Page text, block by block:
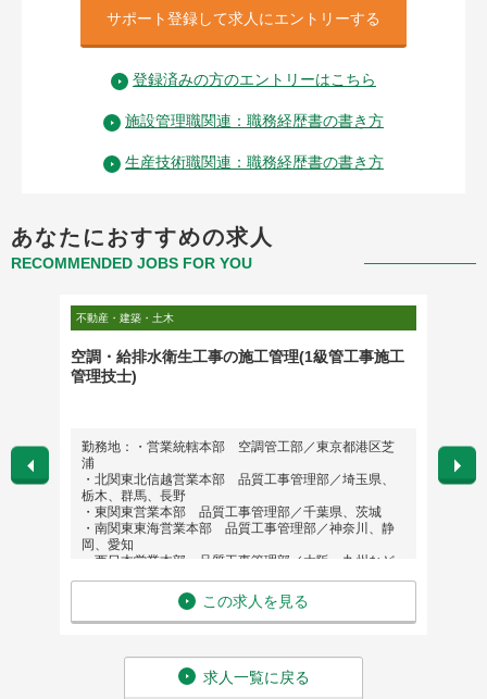
サポート登録して求人にエントリーする
登録済みの方のエントリーはこちら
施設管理職関連：職務経歴書の書き方
生産技術職関連：職務経歴書の書き方
あなたにおすすめの求人
RECOMMENDED JOBS FOR YOU
不動産・建築・土木
空調・給排水衛生工事の施工管理(1級管工事施工
管理技士)
勤務地：・営業統轄本部 空調管工部／東京都港区芝
浦
・北関東北信越営業本部 品質工事管理部／埼玉県、
栃木、群馬、長野
・東関東営業本部 品質工事管理部／千葉県、茨城
・南関東東海営業本部 品質工事管理部／神奈川、静
岡、愛知
・西日本営業本部 品質工事管理部／大阪・九州など
西日本エリア
※上記他、北海道、東北、沖縄での工事対応出張の可
英語力：不要
この求人を見る
勤務
県の
※勤
求人一覧に戻る